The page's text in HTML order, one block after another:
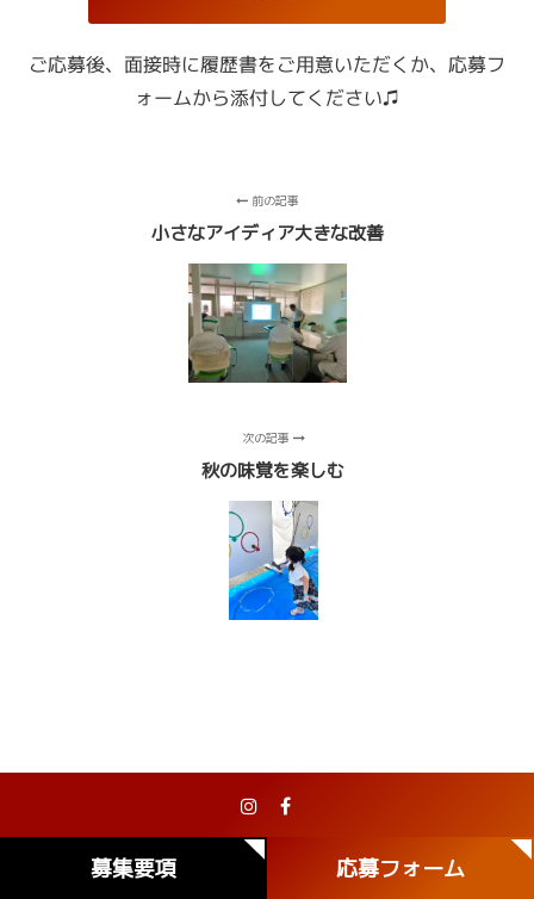
ご応募後、面接時に履歴書をご用意いただくか、応募フ
ォームから添付してください♫
前の記事
小さなアイディア大きな改善
次の記事
秋の味覚を楽しむ
Copyright 2024 株式会社ナカガワフーズ
募集要項 応募フォーム